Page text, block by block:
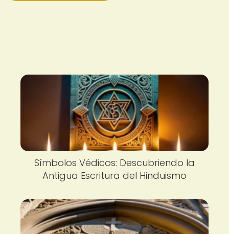
Símbolos Védicos: Descubriendo la
Antigua Escritura del Hinduismo